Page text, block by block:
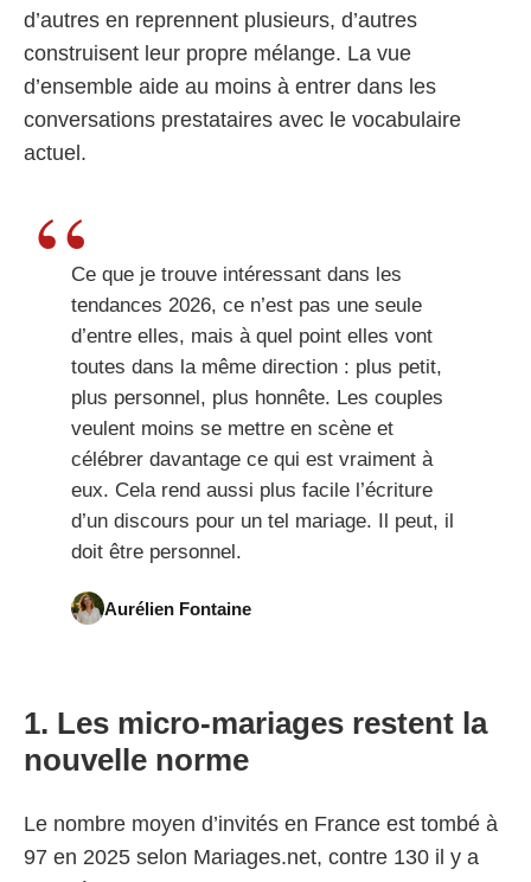
d’autres en reprennent plusieurs, d’autres
construisent leur propre mélange. La vue
d’ensemble aide au moins à entrer dans les
conversations prestataires avec le vocabulaire
actuel.
Ce que je trouve intéressant dans les
tendances 2026, ce n’est pas une seule
d’entre elles, mais à quel point elles vont
toutes dans la même direction : plus petit,
plus personnel, plus honnête. Les couples
veulent moins se mettre en scène et
célébrer davantage ce qui est vraiment à
eux. Cela rend aussi plus facile l’écriture
d’un discours pour un tel mariage. Il peut, il
doit être personnel.
Aurélien Fontaine
1. Les micro-mariages restent la
nouvelle norme
Le nombre moyen d’invités en France est tombé à
97 en 2025 selon Mariages.net, contre 130 il y a